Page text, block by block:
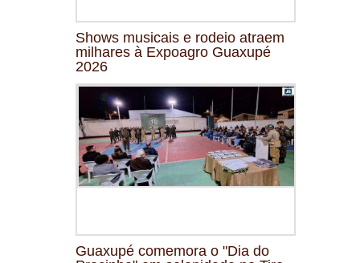
Shows musicais e rodeio atraem
milhares à Expoagro Guaxupé
2026
Guaxupé comemora o "Dia do